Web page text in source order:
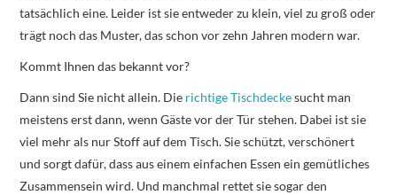
tatsächlich eine. Leider ist sie entweder zu klein, viel zu groß oder
trägt noch das Muster, das schon vor zehn Jahren modern war.
Kommt Ihnen das bekannt vor?
Dann sind Sie nicht allein. Die richtige Tischdeckesucht man
meistens erst dann, wenn Gäste vor der Tür stehen. Dabei ist sie
viel mehr als nur Stoff auf dem Tisch. Sie schützt, verschönert
und sorgt dafür, dass aus einem einfachen Essen ein gemütliches
Zusammensein wird. Und manchmal rettet sie sogar den